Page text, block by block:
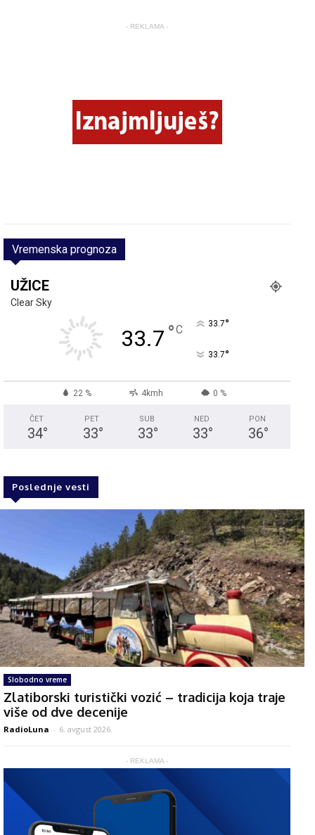
- REKLAMA -
Vremenska prognoza
UŽICE
Clear Sky
33.7 °C 33.7°
33.7°
22 % 4kmh 0 %
ČET
34°
PET
33°
SUB
33°
NED
33°
PON
36°
Poslednje vesti
Slobodno vreme
Zlatiborski turistički vozić – tradicija koja traje
više od dve decenije
RadioLuna - 6. avgust 2026.
- REKLAMA -